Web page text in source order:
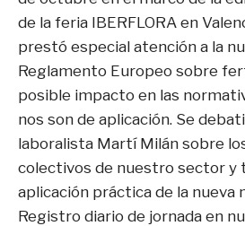
de la feria IBERFLORA en
prestó especial atención a la
Reglamento Europeo sobre
posible impacto en las
nos son de aplicación. Se
laboralista Martí Milán sobre
colectivos de nuestro sector y
aplicación práctica de la nueva
Registro diario de jornada en